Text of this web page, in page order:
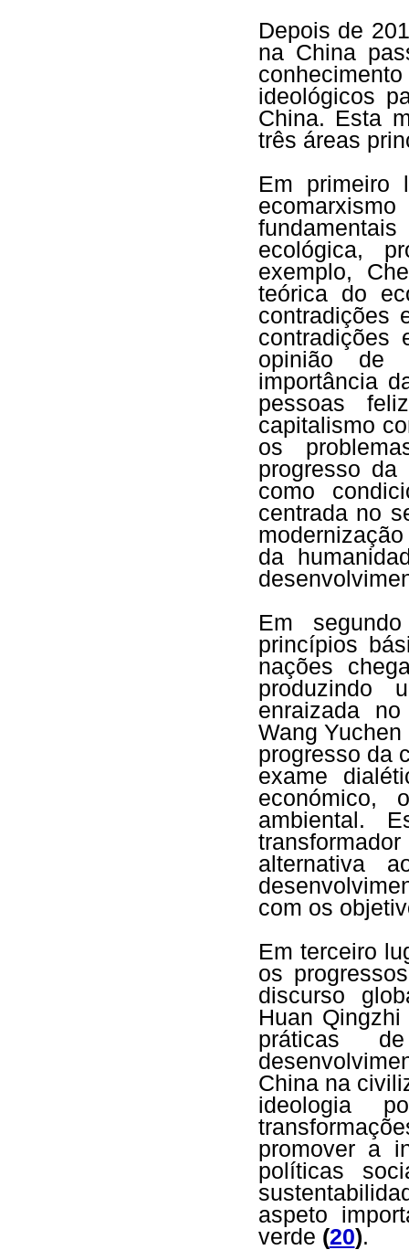
Depois de
na China
ideológicos
China. Esta
três áreas
Em primeiro
ecológica,
exemplo,
teórica do
contradições
contradições
opinião de
importância
pessoas
capitalismo
os
progresso
como
centrada no
da
Em
princípios
nações
produzindo
enraizada
Wang
progresso da
exame
económico,
ambiental.
alternativa
com os
Em terceiro
os
discurso
Huan
práticas
China na
ideologia
promover a
políticas
aspeto
verde (20).